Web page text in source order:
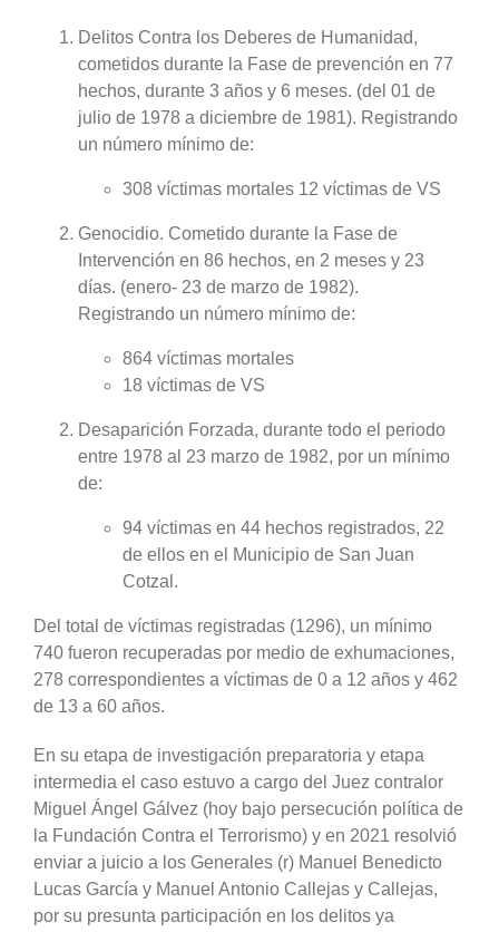
Delitos Contra los Deberes de Humanidad,
cometidos durante la Fase de prevención en 77
hechos, durante 3 años y 6 meses. (del 01 de
julio de 1978 a diciembre de 1981). Registrando
un número mínimo de:
308 víctimas mortales 12 víctimas de VS
Genocidio. Cometido durante la Fase de
Intervención en 86 hechos, en 2 meses y 23
días. (enero- 23 de marzo de 1982).
Registrando un número mínimo de:
864 víctimas mortales
18 víctimas de VS
Desaparición Forzada, durante todo el periodo
entre 1978 al 23 marzo de 1982, por un mínimo
de:
94 víctimas en 44 hechos registrados, 22
de ellos en el Municipio de San Juan
Cotzal.
Del total de víctimas registradas (1296), un mínimo
740 fueron recuperadas por medio de exhumaciones,
278 correspondientes a víctimas de 0 a 12 años y 462
de 13 a 60 años.
En su etapa de investigación preparatoria y etapa
intermedia el caso estuvo a cargo del Juez contralor
Miguel Ángel Gálvez (hoy bajo persecución política de
la Fundación Contra el Terrorismo) y en 2021 resolvió
enviar a juicio a los Generales (r) Manuel Benedicto
Lucas García y Manuel Antonio Callejas y Callejas,
por su presunta participación en los delitos ya